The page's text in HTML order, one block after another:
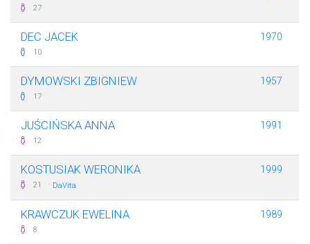
27
DEC JACEK
10
1970
DYMOWSKI ZBIGNIEW
17
1957
JUŚCIŃSKA ANNA
12
1991
KOSTUSIAK WERONIKA
21 · DaVita
1999
KRAWCZUK EWELINA
8
1989